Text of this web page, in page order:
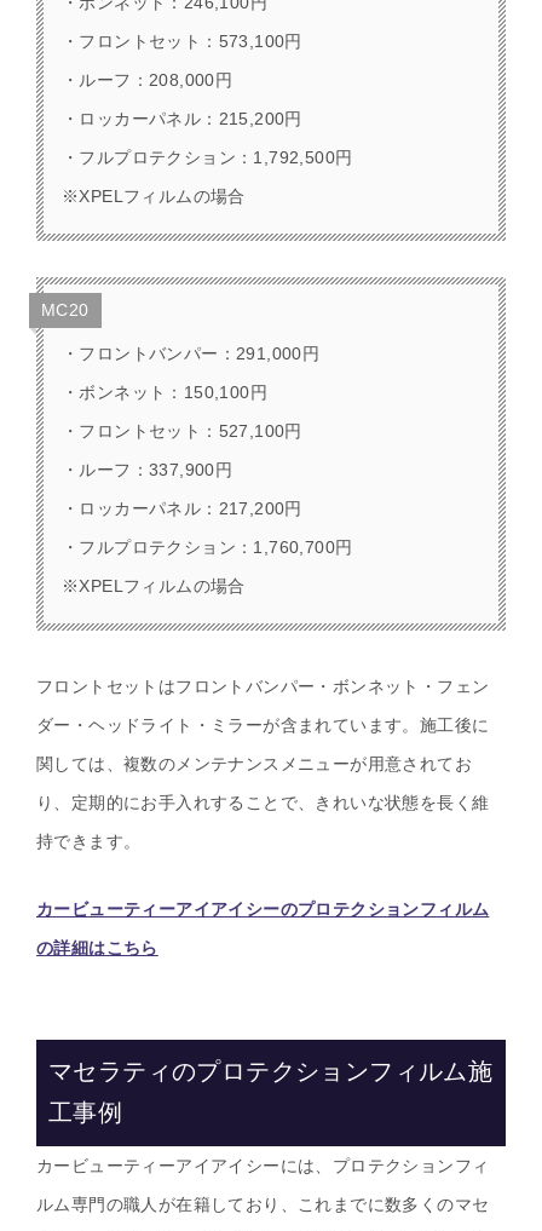
・フロントセット：573,100円
・ルーフ：208,000円
・ロッカーパネル：215,200円
・フルプロテクション：1,792,500円
※XPELフィルムの場合
MC20
・フロントバンパー：291,000円
・ボンネット：150,100円
・フロントセット：527,100円
・ルーフ：337,900円
・ロッカーパネル：217,200円
・フルプロテクション：1,760,700円
※XPELフィルムの場合
フロントセットはフロントバンパー・ボンネット・フェン
ダー・ヘッドライト・ミラーが含まれています。施工後に
関しては、複数のメンテナンスメニューが用意されてお
り、定期的にお手入れすることで、きれいな状態を長く維
持できます。
カービューティーアイアイシーのプロテクションフィルム
の詳細はこちら
マセラティのプロテクションフィルム施
工事例
カービューティーアイアイシーには、プロテクションフィ
ルム専門の職人が在籍しており、これまでに数多くのマセ